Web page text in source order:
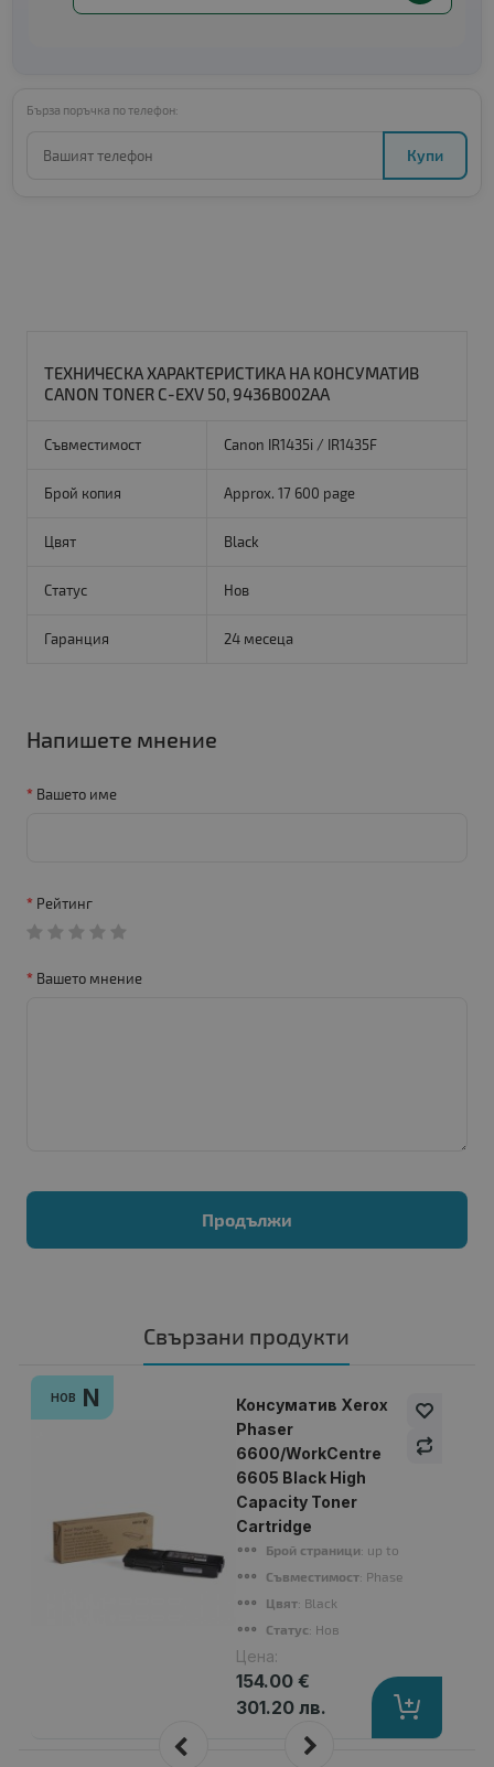
Бърза поръчка по телефон:
Купи
ТЕХНИЧЕСКА ХАРАКТЕРИСТИКА НА КОНСУМАТИВ
CANON TONER C-EXV 50, 9436B002AA
Съвместимост Canon IR1435i / IR1435F
Брой копия Approx. 17 600 page
Цвят Black
Статус Нов
Гаранция 24 месеца
Напишете мнение
Вашето име
Рейтинг
Вашето мнение
Продължи
Свързани продукти
НОВ N
Консуматив Xerox
Phaser
6600/WorkCentre
6605 Black High
Capacity Toner
Cartridge
Брой страници: up to 8000 pages
Съвместимост: Phaser 6600/
Цвят: Black
Статус: Нов
Цена:
154.00 €
301.20 лв.